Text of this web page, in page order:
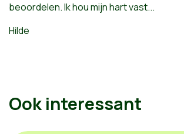
beoordelen. Ik hou mijn hart vast...
Hilde
Ook interessant